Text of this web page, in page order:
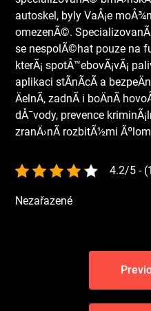
autoskel, byly VaÅ¡e
omezenÃ©.
se nespolÃ©hat pouze na
kterÃ¡ spotÅ™ebovÃ¡vÃ¡
aplikaci stÃ­nÃ­cÃ­ a
ÄelnÃ­, zadnÃ­ i boÄnÃ­
dÅ¯vody, prevence
zranÄ›nÃ­ rozbitÃ½mi
4.2/5 -
Nezařazené
Navigace
příspěvek